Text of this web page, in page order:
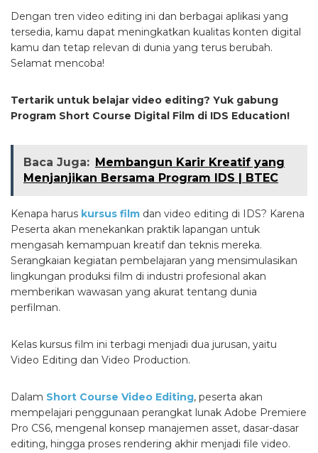
Dengan tren video editing ini dan berbagai aplikasi yang
tersedia, kamu dapat meningkatkan kualitas konten digital
kamu dan tetap relevan di dunia yang terus berubah.
Selamat mencoba!
Tertarik untuk belajar video editing? Yuk gabung
Program Short Course Digital Film di IDS Education!
Baca Juga: Membangun Karir Kreatif yang
Menjanjikan Bersama Program IDS | BTEC
Kenapa harus kursus film dan video editing di IDS? Karena
Peserta akan menekankan praktik lapangan untuk
mengasah kemampuan kreatif dan teknis mereka.
Serangkaian kegiatan pembelajaran yang mensimulasikan
lingkungan produksi film di industri profesional akan
memberikan wawasan yang akurat tentang dunia
perfilman.
Kelas kursus film ini terbagi menjadi dua jurusan, yaitu
Video Editing dan Video Production.
Dalam Short Course Video Editing, peserta akan
mempelajari penggunaan perangkat lunak Adobe Premiere
Pro CS6, mengenal konsep manajemen asset, dasar-dasar
editing, hingga proses rendering akhir menjadi file video.